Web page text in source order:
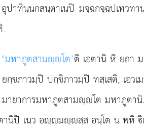
อุปาทินฺนกสนฺตาเนปิ มจฺฉกจฺฉปเทวท
.
‘มหาภูตสามฺโต’ติ เอตานิ หิ ยถา
กฺขภาวมฺปิ ปกฺขิภาวมฺปิ ทสฺเสติ, เอ
มายาการมหาภูตสามฺโต มหาภูต
ตานิปิ เนว อฺมฺสฺส อนฺโต น พหิ